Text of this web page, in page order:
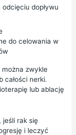
dopływu
do celowania w
można zwykle
całości nerki.
lub ablację
jeśli rak się
i leczyć